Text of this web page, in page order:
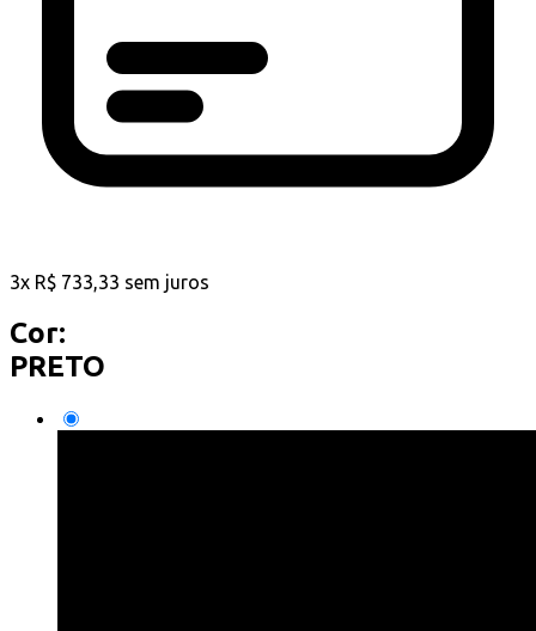
3x R$ 733,33 sem juros
Cor:
PRETO